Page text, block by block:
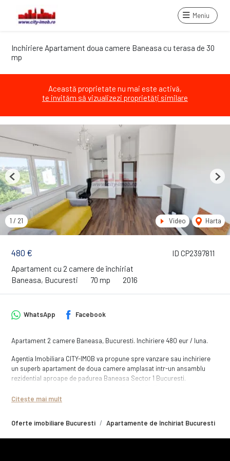
Meniu
Inchiriere Apartament doua camere Baneasa cu terasa de 30
mp
Această proprietate nu mai este activă,
te invităm să vizualizezi proprietăți similare
ID CP2397811
480 €
Apartament cu 2 camere de închiriat
Baneasa, Bucuresti
70 mp 2016
1 / 21 Video Harta
Previous Next
Oferte imobiliare Bucuresti Apartamente de închiriat Bucuresti
WhatsApp Facebook
Apartament 2 camere Baneasa, Bucuresti. Inchiriere 480 eur / luna.
Agentia Imobiliara CITY-IMOB va propune spre vanzare sau inchiriere
un superb apartament de doua camere amplasat intr-un ansamblu
rezidential aproape de padurea Baneasa Sector 1 Bucuresti.
construit in anul 2016
Baneasa, Bucuresti Sector 1, la mai putin de 5 km de Mall Baneasa
Citește mai mult